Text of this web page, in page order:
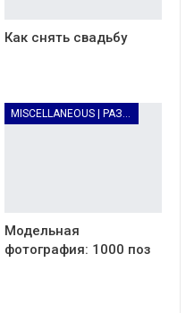
Как снять свадьбу
MISCELLANEOUS | РАЗНОЕ
Модельная
фотография: 1000 поз